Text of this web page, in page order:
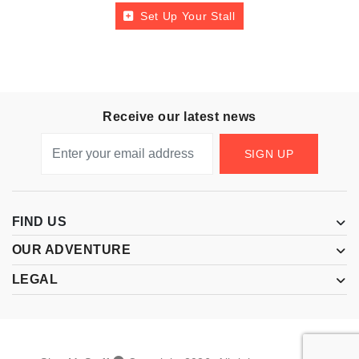
Set Up Your Stall
Receive our latest news
SIGN UP
FIND US
OUR ADVENTURE
LEGAL